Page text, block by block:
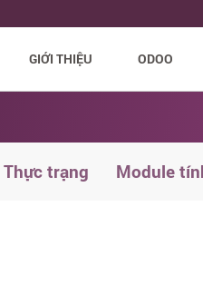
GIỚI THIỆU ODOO
Thực trạng Module